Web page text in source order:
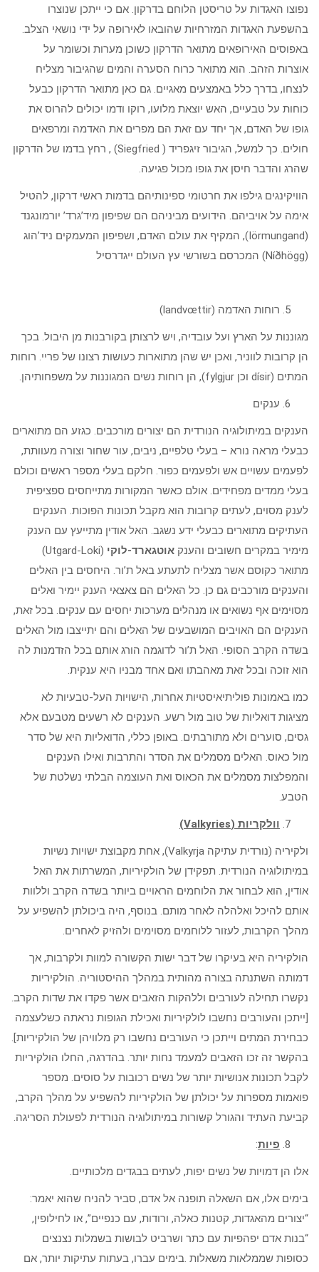
נפוצו האגדות על טריסטן הלוחם בדרקון. אם כי ייתכן שנוצרו
בהשפעת האגדות המזרחיות שהובאו לאירופה על ידי נושאי הצלב.
באפוסים האירופאים מתואר הדרקון כשוכן מערות וכשומר על
אוצרות הזהב. הוא מתואר כרוח הסערה והמים שהגיבור מצליח
לנצחו, בדרך כלל באמצעים מאגיים. גם כאן מתואר הדרקון כבעל
כוחות על טבעיים, האש יוצאת מלועו, רוקו ודמו יכולים להרוס את
גופו של האדם, אך יחד עם זאת הם מפרים את האדמה ומרפאים
חולים. כך למשל, הגיבור זיגפריד ( Siegfried) , רחץ בדמו של הדרקון
שהרג והדבר חיסן את גופו מכול פגיעה.
הוויקינגים גילפו את חרטומי ספינותיהם בדמות ראשי דרקון, להטיל
אימה על אויביהם. הידועים מביניהם הם שפיפון מיד’גרד’ יורמונגנד
(Iörmungand), המקיף את עולם האדם, ושפיפון המעמקים ניד’הוג
(Níðhögg) המכרסם בשורשי עץ העולם ייגדרסיל
רוחות האדמה (landvœttir)
מגוננות על הארץ ועל עובדיה, ויש לרצותן בקורבנות מן היבול. בכך
הן קרובות לווניר, ואכן יש שהן מתוארות כעושות רצונו של פריי. רוחות
המתים (dísir וכן fylgjur), הן רוחות נשים המגוננות על משפחותיהן.
ענקים
הענקים במיתולוגיה הנורדית הם יצורים מורכבים. כגזע הם מתוארים
כבעלי מראה נורא – בעלי טלפיים, ניבים, עור שחור וצורה מעוותת,
לפעמים עשויים אש ולפעמים כפור. חלקם בעלי מספר ראשים וכולם
בעלי ממדים מפחידים. אולם כאשר המקורות מתייחסים ספציפית
לענק מסוים, לעתים קרובות הוא מקבל תכונות הפוכות. הענקים
העתיקים מתוארים כבעלי ידע נשגב. האל אודין מתייעץ עם הענק
מימיר במקרים חשובים והענק אוטגארד-לוקי
(Utgard-Loki)
מתואר כקוסם אשר מצליח לתעתע באל ת’ור. היחסים בין האלים
והענקים מורכבים גם כן. כל האלים הם צאצאי הענק יימיר ואלים
מסוימים אף נשואים או מנהלים מערכות יחסים עם ענקים. בכל זאת,
הענקים הם האויבים המושבעים של האלים והם יתייצבו מול האלים
בשדה הקרב הסופי. האל ת’ור לדוגמה הורג אותם בכל הזדמנות לה
הוא זוכה ובכל זאת מאהבתו ואם אחד מבניו היא ענקית.
כמו באמונות פוליתיאיסטיות אחרות, הישויות העל-טבעיות לא
מציגות דואליות של טוב מול רשע. הענקים לא רשעים מטבעם אלא
גסים, סוערים ולא מתורבתים. באופן כללי, הדואליות היא של סדר
מול כאוס. האלים מסמלים את הסדר והתרבות ואילו הענקים
והמפלצות מסמלים את הכאוס ואת העוצמה הבלתי נשלטת של
הטבע.
וולקריות (Valkyries
)
ולקיריה (נורדית עתיקה Valkyrja), אחת מקבוצת ישויות נשיות
במיתולוגיה הנורדית. תפקידן של הולקיריות, המשרתות את האל
אודין, הוא לבחור את הלוחמים הראויים ביותר בשדה הקרב וללוות
אותם להיכל ואלהלה לאחר מותם. בנוסף, היה ביכולתן להשפיע על
מהלך הקרבות, לעזור ללוחמים מסוימים ולהזיק לאחרים.
הולקיריה היא בעיקרו של דבר ישות הקשורה למוות ולקרבות, אך
דמותה השתנתה בצורה מהותית במהלך ההיסטוריה. הולקיריות
נקשרו תחילה לעורבים וללהקות הזאבים אשר פקדו את שדות הקרב.
[ייתכן והעורבים נחשבו לולקיריות ואכילת הגופות נראתה כשלעצמה
כבחירת המתים וייתכן כי העורבים נחשבו רק מלוויהן של הולקיריות].
בהקשר זה זכו הזאבים למעמד נחות יותר. בהדרגה, החלו הולקיריות
לקבל תכונות אנושיות יותר של נשים רכובות על סוסים. מספר
פואמות מספרות על יכולתן של הולקיריות להשפיע על מהלך הקרב,
קביעת העתיד והגורל קשורות במיתולוגיה הנורדית לפעולת הסריגה.
פיות:
אלו הן דמויות של נשים יפות, לעתים בבגדים מלכותיים.
בימים אלו, אם השאלה תופנה אל אדם, סביר להניח שהוא יאמר:
“יצורים מהאגדות, קטנות כאלה, ורודות, עם כנפיים”, או לחילופין,
“בנות אדם יפהפיות עם כתר ושרביט לבושות בשמלות נצנצים
כסופות שממלאות משאלות .בימים עברו, בעתות עתיקות יותר, אם